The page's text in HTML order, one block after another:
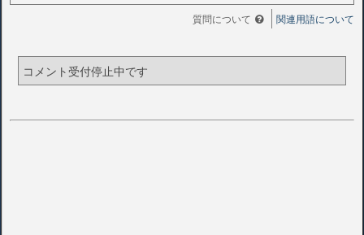
関連用語について
質問について
コメント受付停止中です